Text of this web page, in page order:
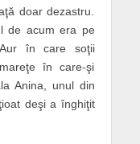
doar dezastru.
de acum era pe
în care soţii
în care-şi
Anina, unul din
deşi a înghiţit